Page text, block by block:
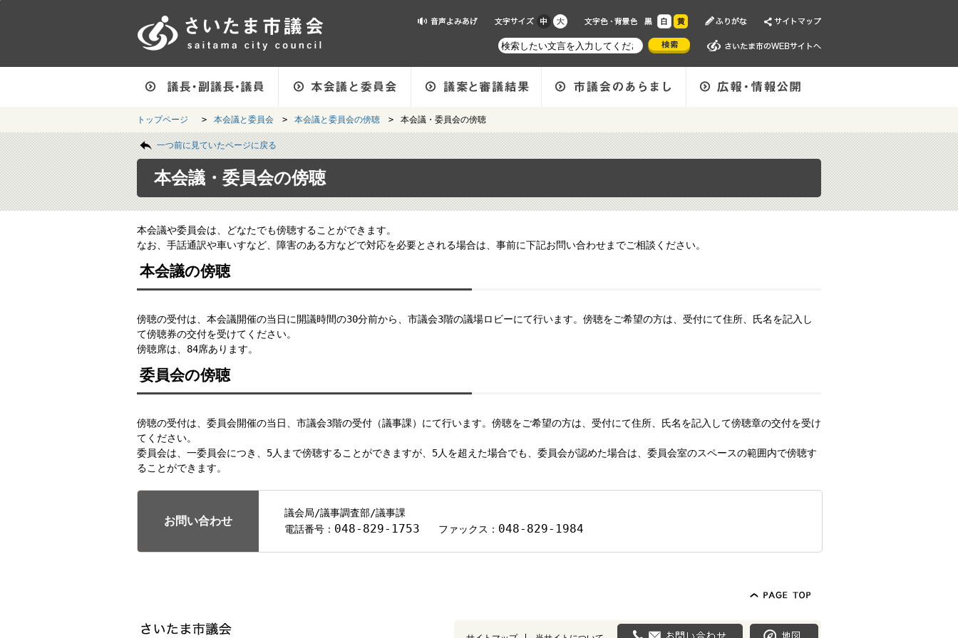
トップページ > 本会議と委員会 > 本会議と委員会の傍聴 > 本会議・委員会の傍聴
一つ前に見ていたページに戻る
本会議・委員会の傍聴
本会議や委員会は、どなたでも傍聴することができます。
なお、手話通訳や車いすなど、障害のある方などで対応を必要とされる場合は、事前に下記お問い合わせまでご相談ください。
本会議の傍聴
傍聴の受付は、本会議開催の当日に開議時間の30分前から、市議会3階の議場ロビーにて行います。傍聴をご希望の方は、受付にて住所、氏名を記入し
て傍聴券の交付を受けてください。
傍聴席は、84席あります。
委員会の傍聴
傍聴の受付は、委員会開催の当日、市議会3階の受付（議事課）にて行います。傍聴をご希望の方は、受付にて住所、氏名を記入して傍聴章の交付を受け
てください。
委員会は、一委員会につき、5人まで傍聴することができますが、5人を超えた場合でも、委員会が認めた場合は、委員会室のスペースの範囲内で傍聴す
ることができます。
お問い合わせ
議会局/議事調査部/議事課
電話番号： 048-829-1753 ファックス： 048-829-1984